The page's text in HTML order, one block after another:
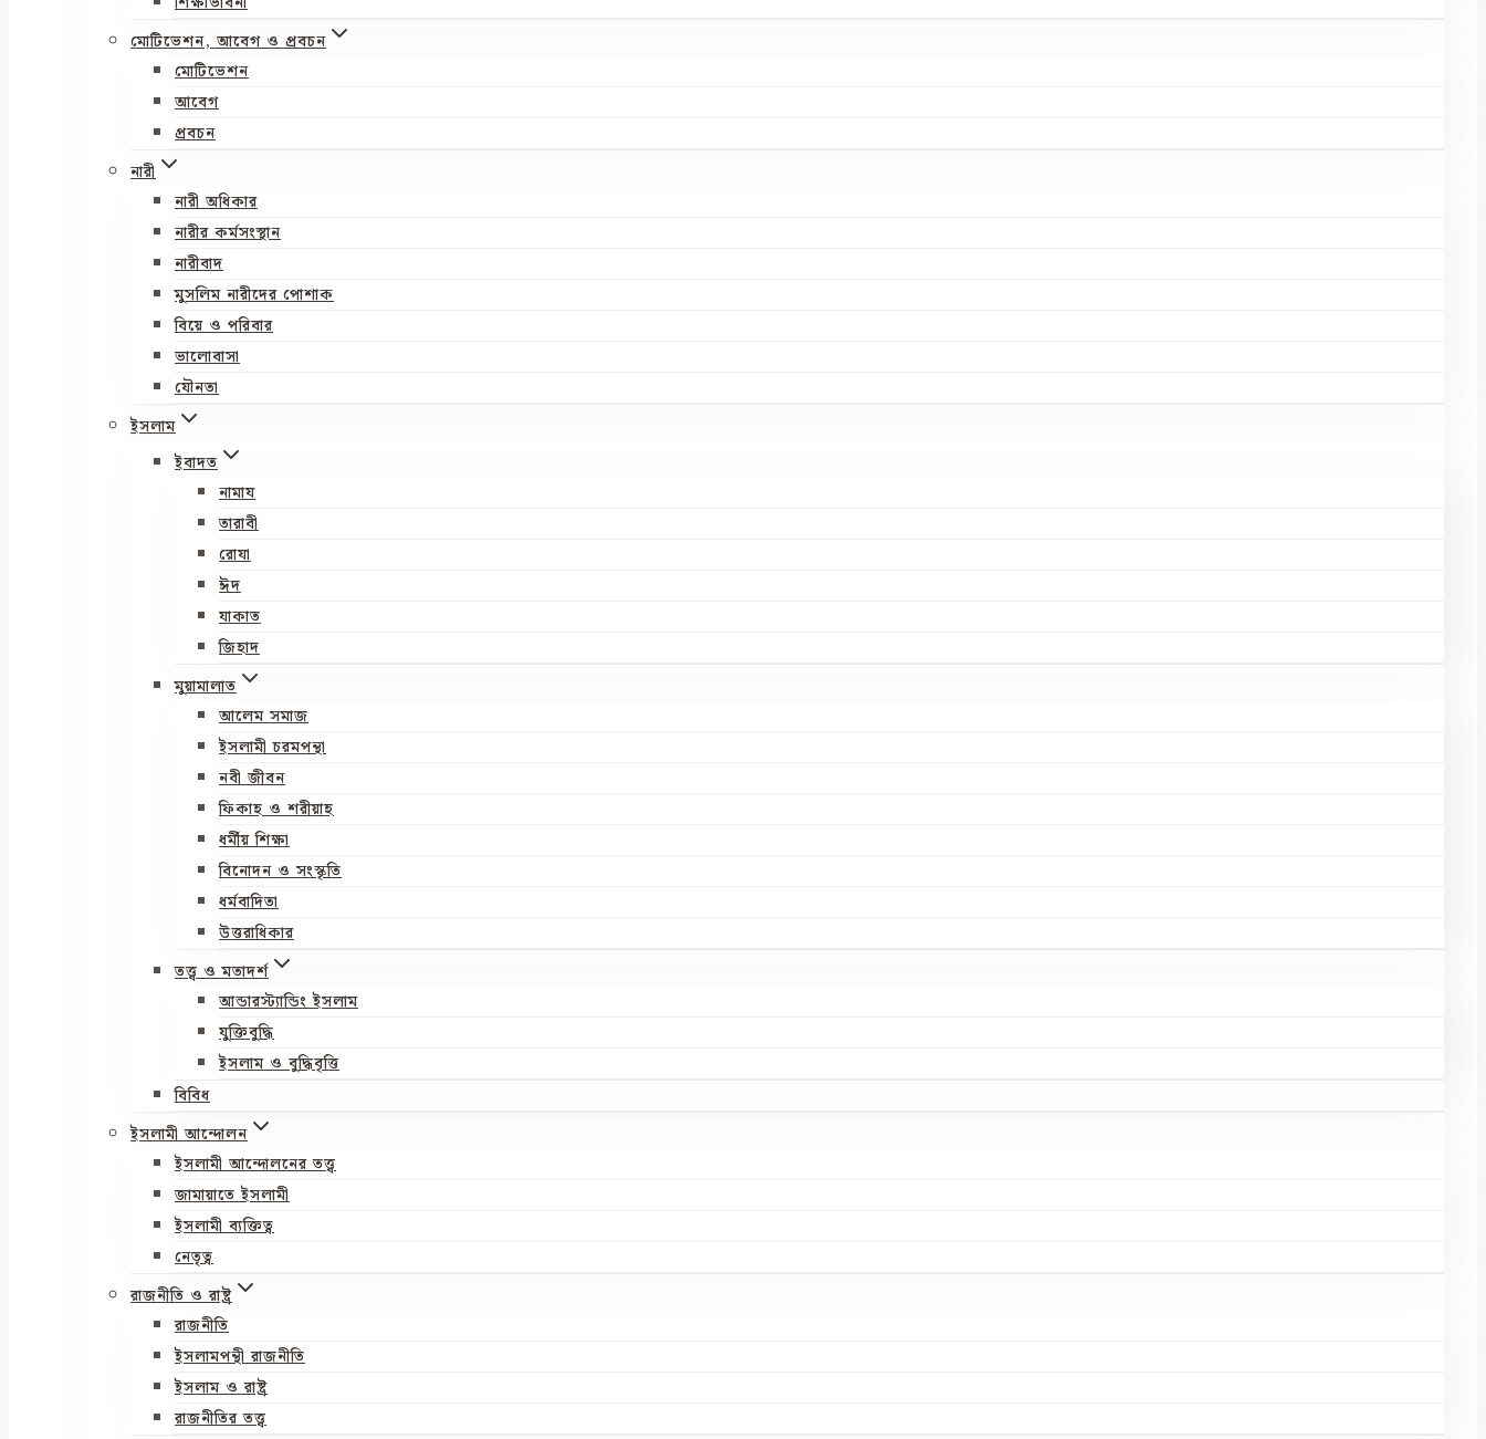
মোটিভেশন, আবেগ ও প্রবচন
মোটিভেশন
আবেগ
প্রবচন
নারী
নারী অধিকার
নারীর কর্মসংস্থান
নারীবাদ
মুসলিম নারীদের পোশাক
বিয়ে ও পরিবার
ভালোবাসা
যৌনতা
ইসলাম
ইবাদত
নামায
তারাবী
রোযা
ঈদ
যাকাত
জিহাদ
মুয়ামালাত
আলেম সমাজ
ইসলামী চরমপন্থা
নবী জীবন
ফিকাহ ও শরীয়াহ
ধর্মীয় শিক্ষা
বিনোদন ও সংস্কৃতি
ধর্মবাদিতা
উত্তরাধিকার
তত্ত্ব ও মতাদর্শ
আন্ডারস্ট্যান্ডিং ইসলাম
যুক্তিবুদ্ধি
ইসলাম ও বুদ্ধিবৃত্তি
বিবিধ
ইসলামী আন্দোলন
ইসলামী আন্দোলনের তত্ত্ব
জামায়াতে ইসলামী
ইসলামী ব্যক্তিত্ব
নেতৃত্ব
রাজনীতি ও রাষ্ট্র
রাজনীতি
ইসলামপন্থী রাজনীতি
ইসলাম ও রাষ্ট্র
রাজনীতির তত্ত্ব